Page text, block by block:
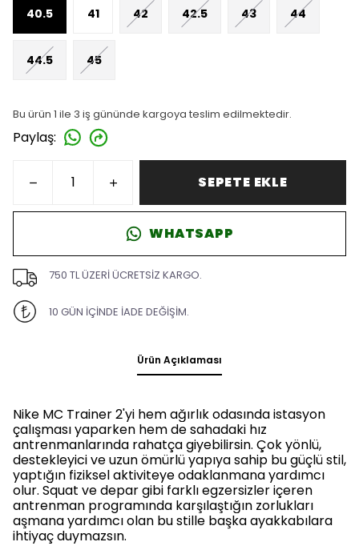
40.5 41 42 42.5 43 44
44.5 45
Bu ürün 1 ile 3 iş gününde kargoya teslim edilmektedir.
Paylaş:
SEPETE EKLE
WHATSAPP
750 TL ÜZERİ ÜCRETSİZ KARGO.
10 GÜN İÇİNDE İADE DEĞİŞİM.
Ürün Açıklaması
Nike MC Trainer 2'yi hem ağırlık odasında istasyon
çalışması yaparken hem de sahadaki hız
antrenmanlarında rahatça giyebilirsin. Çok yönlü,
destekleyici ve uzun ömürlü yapıya sahip bu güçlü stil,
yaptığın fiziksel aktiviteye odaklanmana yardımcı
olur. Squat ve depar gibi farklı egzersizler içeren
antrenman programında karşılaştığın zorlukları
aşmana yardımcı olan bu stille başka ayakkabılara
ihtiyaç duymazsın.